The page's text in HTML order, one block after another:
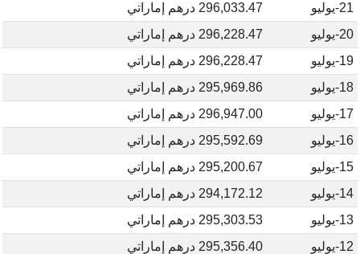
21-يوليو
296,033.47 درهم إماراتي
20-يوليو
296,228.47 درهم إماراتي
19-يوليو
296,228.47 درهم إماراتي
18-يوليو
295,969.86 درهم إماراتي
17-يوليو
296,947.00 درهم إماراتي
16-يوليو
295,592.69 درهم إماراتي
15-يوليو
295,200.67 درهم إماراتي
14-يوليو
294,172.12 درهم إماراتي
13-يوليو
295,303.53 درهم إماراتي
12-يوليو
295,356.40 درهم إماراتي